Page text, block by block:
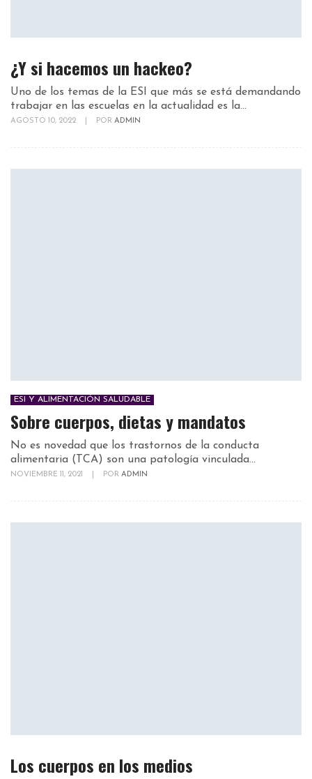
¿Y si hacemos un hackeo?
Uno de los temas de la ESI que más se está demandando
trabajar en las escuelas en la actualidad es la...
AGOSTO 10, 2022 POR ADMIN
ESI Y ALIMENTACIÓN SALUDABLE
Sobre cuerpos, dietas y mandatos
No es novedad que los trastornos de la conducta
alimentaria (TCA) son una patología vinculada...
NOVIEMBRE 11, 2021 POR ADMIN
Los cuerpos en los medios